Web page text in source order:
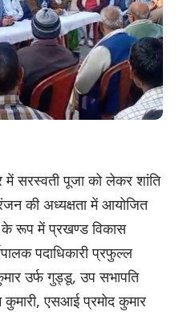
में सरस्वती पूजा को लेकर शांति
की अध्यक्षता में आयोजित
रूप में प्रखण्ड विकास
पदाधिकारी प्रफुल्ल
उर्फ गुड्डू, उप सभापति
कुमारी, एसआई प्रमोद कुमार